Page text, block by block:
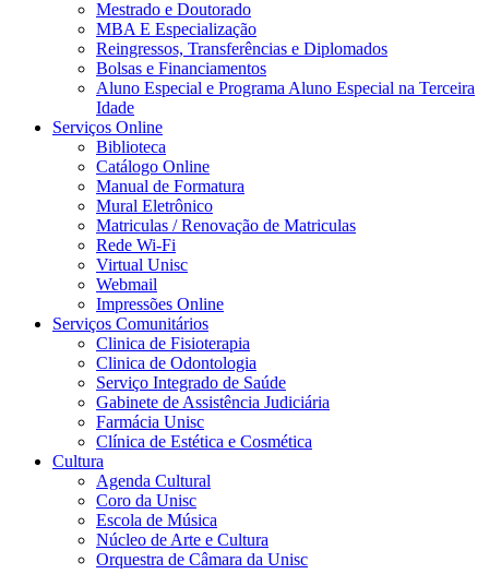
Mestrado e Doutorado
MBA E Especialização
Reingressos, Transferências e Diplomados
Bolsas e Financiamentos
Aluno Especial e Programa Aluno Especial na Terceira
Idade
Serviços Online
Biblioteca
Catálogo Online
Manual de Formatura
Mural Eletrônico
Matriculas / Renovação de Matriculas
Rede Wi-Fi
Virtual Unisc
Webmail
Impressões Online
Serviços Comunitários
Clinica de Fisioterapia
Clinica de Odontologia
Serviço Integrado de Saúde
Gabinete de Assistência Judiciária
Farmácia Unisc
Clínica de Estética e Cosmética
Cultura
Agenda Cultural
Coro da Unisc
Escola de Música
Núcleo de Arte e Cultura
Orquestra de Câmara da Unisc